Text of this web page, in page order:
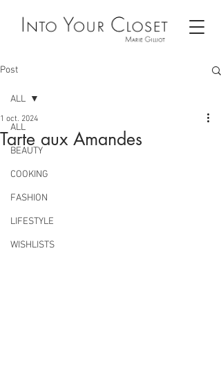
Post
ALL
BEAUTY
COOKING
FASHION
LIFESTYLE
WISHLISTS
ALL
Tarte aux Amandes
1 oct. 2024